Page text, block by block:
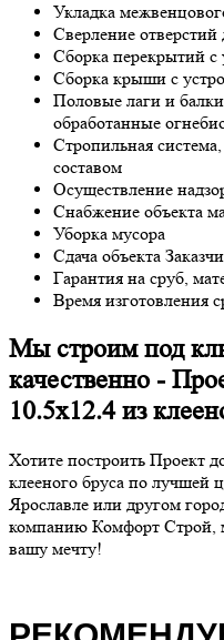
Укладка
Сверление отверстий
Сборка перекрытий с
Сборка крыши с
Половые лаги и
обработанные
Стропильная
составом
Осуществление
Снабжение объекта
Уборка мусора
Сдача объекта
Гарантия на сруб,
Время изготовления
Мы строим под
качественно -
10.5х12.4 из
Хотите построить Проект
клееного бруса по лучшей
Ярославле или другом
компанию Комфорт Строй,
вашу мечту!